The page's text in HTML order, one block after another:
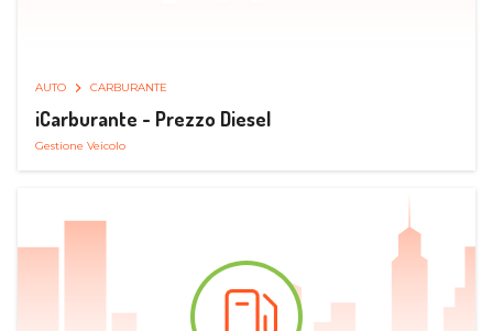
AUTO CARBURANTE
iCarburante - Prezzo Diesel
Gestione Veicolo